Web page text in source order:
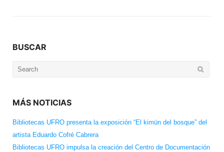
BUSCAR
Search
MÁS NOTICIAS
Bibliotecas UFRO presenta la exposición “El kimün del bosque” del
artista Eduardo Cofré Cabrera
Bibliotecas UFRO impulsa la creación del Centro de Documentación